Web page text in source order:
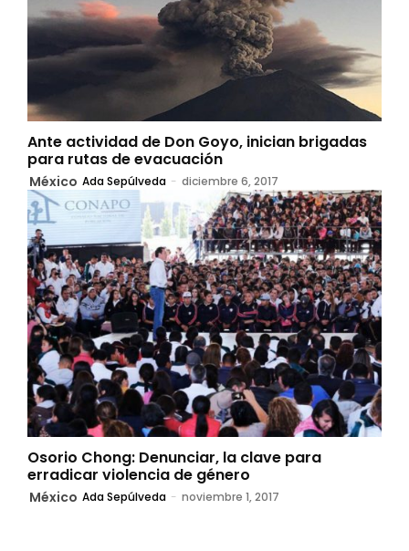
Ante actividad de Don Goyo, inician brigadas
para rutas de evacuación
México Ada Sepúlveda - diciembre 6, 2017
Osorio Chong: Denunciar, la clave para
erradicar violencia de género
México Ada Sepúlveda - noviembre 1, 2017